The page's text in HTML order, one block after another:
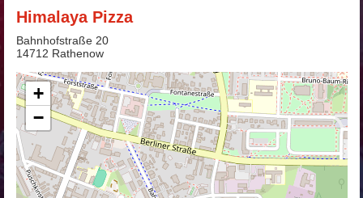
Himalaya Pizza
Bahnhofstraße 20
14712 Rathenow
+
−